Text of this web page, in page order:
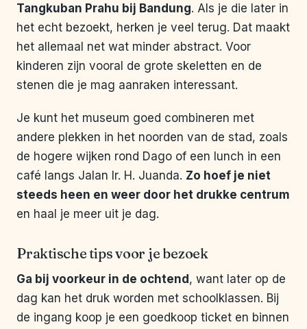
Tangkuban Prahu bij Bandung. Als je die later in
het echt bezoekt, herken je veel terug. Dat maakt
het allemaal net wat minder abstract. Voor
kinderen zijn vooral de grote skeletten en de
stenen die je mag aanraken interessant.
Je kunt het museum goed combineren met
andere plekken in het noorden van de stad, zoals
de hogere wijken rond Dago of een lunch in een
café langs Jalan Ir. H. Juanda. Zo hoef je niet
steeds heen en weer door het drukke centrum
en haal je meer uit je dag.
Praktische tips voor je bezoek
Ga bij voorkeur in de ochtend , want later op de
dag kan het druk worden met schoolklassen. Bij
de ingang koop je een goedkoop ticket en binnen